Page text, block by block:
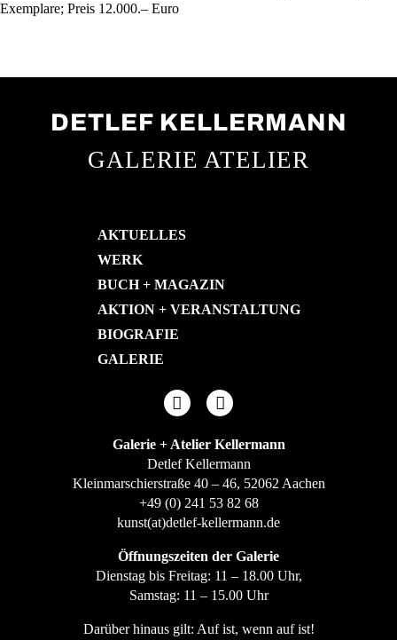
Exemplare; Preis 12.000.– Euro
DETLEF KELLERMANN
GALERIE ATELIER
AKTUELLES
WERK
BUCH + MAGAZIN
AKTION + VERANSTALTUNG
BIOGRAFIE
GALERIE
Galerie + Atelier Kellermann
Detlef Kellermann
Kleinmarschierstraße 40 – 46, 52062 Aachen
+49 (0) 241 53 82 68
kunst(at)detlef-kellermann.de
Öffnungszeiten der Galerie
Dienstag bis Freitag: 11 – 18.00 Uhr,
Samstag: 11 – 15.00 Uhr
Darüber hinaus gilt: Auf ist, wenn auf ist!